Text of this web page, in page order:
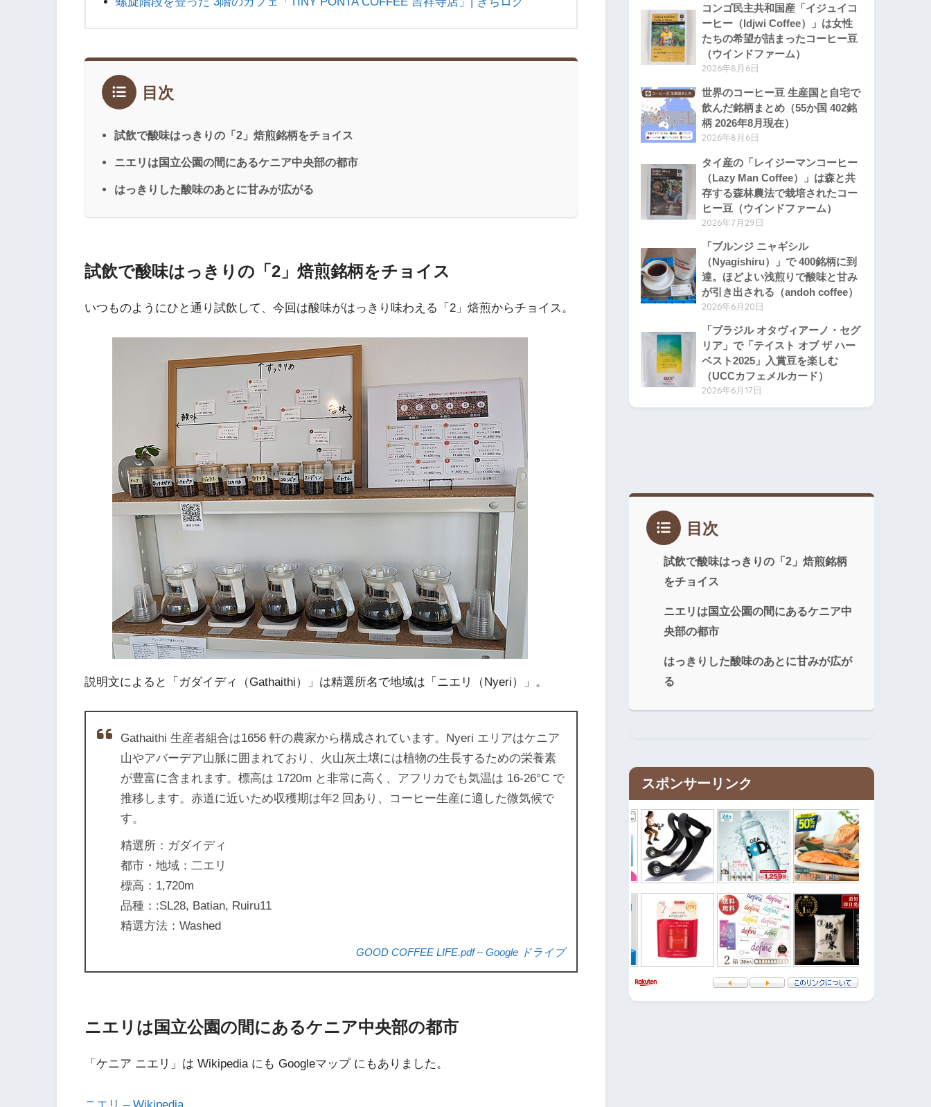
目次
試飲で酸味はっきりの「2」焙煎銘柄をチョイス
ニエリは国立公園の間にあるケニア中央部の都市
はっきりした酸味のあとに甘みが広がる
試飲で酸味はっきりの「2」焙煎銘柄をチョイス
いつものようにひと通り試飲して、今回は酸味がはっきり味わえる「2」焙煎からチョイス。
説明文によると「ガダイディ（Gathaithi）」は精選所名で地域は「ニエリ（Nyeri）」。
Gathaithi 生産者組合は1656 軒の農家から構成されています。Nyeri エリアはケニア
山やアバーデア山脈に囲まれており、火山灰土壌には植物の生長するための栄養素
が豊富に含まれます。標高は 1720m と非常に高く、アフリカでも気温は 16-26°C で
推移します。赤道に近いため収穫期は年2 回あり、コーヒー生産に適した微気候で
す。
精選所：ガダイディ
都市・地域：二エリ
標高：1,720m
品種：:SL28, Batian, Ruiru11
精選方法：Washed
GOOD COFFEE LIFE.pdf – Google ドライブ
ニエリは国立公園の間にあるケニア中央部の都市
「ケニア ニエリ」は Wikipedia にも Googleマップ にもありました。
コンゴ民主共和国産「イジュイコ
ーヒー（Idjwi Coffee）」は女性
たちの希望が詰まったコーヒー豆
（ウインドファーム）
2026年8月6日
世界のコーヒー豆 生産国と自宅で
飲んだ銘柄まとめ（55か国 402銘
柄 2026年8月現在）
2026年8月6日
タイ産の「レイジーマンコーヒー
（Lazy Man Coffee）」は森と共
存する森林農法で栽培されたコー
ヒー豆（ウインドファーム）
2026年7月29日
「ブルンジ ニャギシル
（Nyagishiru）」で 400銘柄に到
達。ほどよい浅煎りで酸味と甘み
が引き出される（andoh coffee）
2026年6月20日
「ブラジル オタヴィアーノ・セグ
リア」で「テイスト オブ ザ ハー
ベスト2025」入賞豆を楽しむ
（UCCカフェメルカード）
2026年6月17日
目次
試飲で酸味はっきりの「2」焙煎銘柄
をチョイス
ニエリは国立公園の間にあるケニア中
央部の都市
はっきりした酸味のあとに甘みが広が
る
スポンサーリンク